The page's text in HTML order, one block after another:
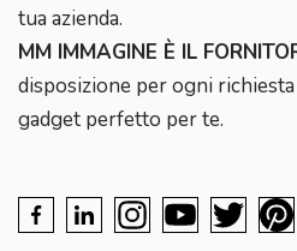
tua azienda.
MM IMMAGINE È IL
disposizione per ogni
gadget perfetto per te.